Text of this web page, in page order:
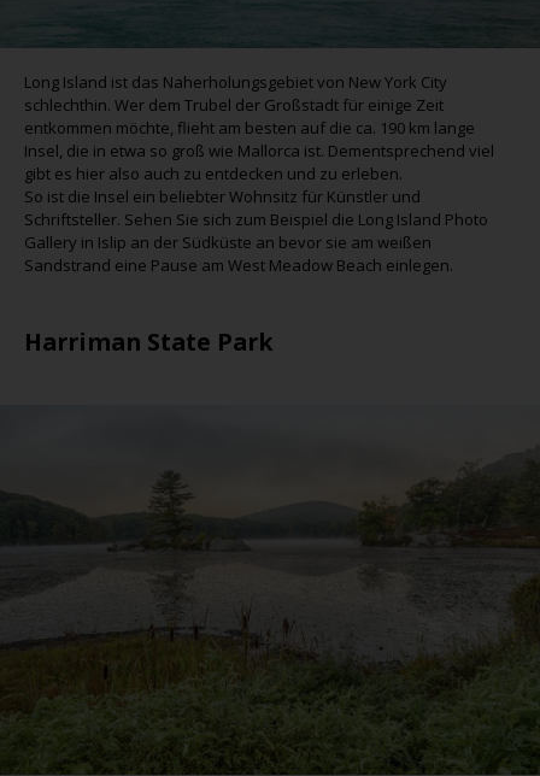
Long Island ist das Naherholungsgebiet von New York City
schlechthin. Wer dem Trubel der Großstadt für einige Zeit
entkommen möchte, flieht am besten auf die ca. 190 km lange
Insel, die in etwa so groß wie Mallorca ist. Dementsprechend viel
gibt es hier also auch zu entdecken und zu erleben.
So ist die Insel ein beliebter Wohnsitz für Künstler und
Schriftsteller. Sehen Sie sich zum Beispiel die Long Island Photo
Gallery in Islip an der Südküste an bevor sie am weißen
Sandstrand eine Pause am West Meadow Beach einlegen.
Harriman State Park